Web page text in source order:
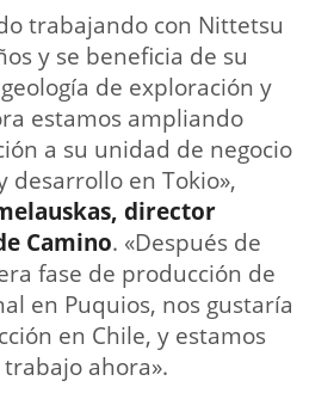
trabajando con Nittetsu
y se beneficia de su
de exploración y
estamos ampliando
a su unidad de negocio
desarrollo en Tokio»,
director
Camino. «Después de
fase de producción de
en Puquios, nos gustaría
en Chile, y estamos
ahora».